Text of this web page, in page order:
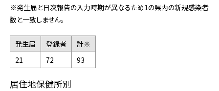
※発生届と日次報告の入力時期が異なるため1の県内の新規感染者
数と一致しません。
発生届 登録者
計※
21
72 93
居住地保健所別